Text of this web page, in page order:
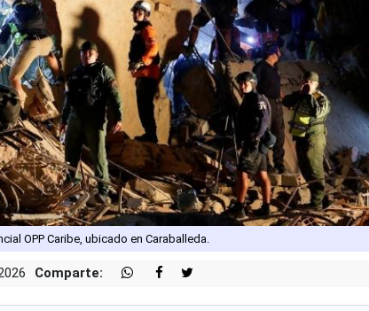
OPP Caribe, ubicado en Caraballeda.
Comparte: